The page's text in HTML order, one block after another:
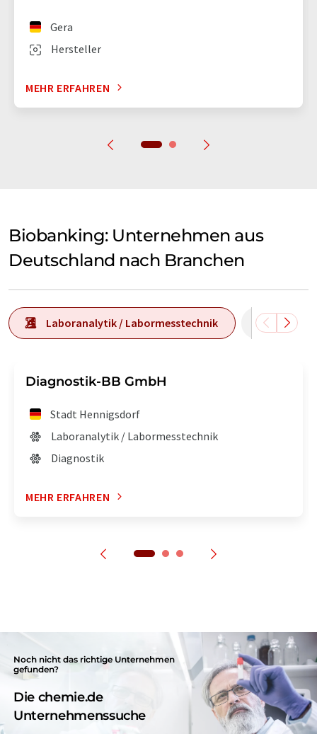
Hersteller
Gera
MEHR ERFAHREN
Biobanking: Unternehmen aus
Deutschland nach Branchen
Laboranalytik / Labormesstechnik
Diagnostik-BB GmbH
Stadt Hennigsdorf
Laboranalytik / Labormesstechnik
Diagnostik
MEHR ERFAHREN
Noch nicht das richtige Unternehmen
gefunden?
Die chemie.de
Unternehmenssuche